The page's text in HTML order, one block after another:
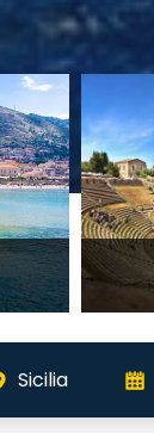
Sicilia